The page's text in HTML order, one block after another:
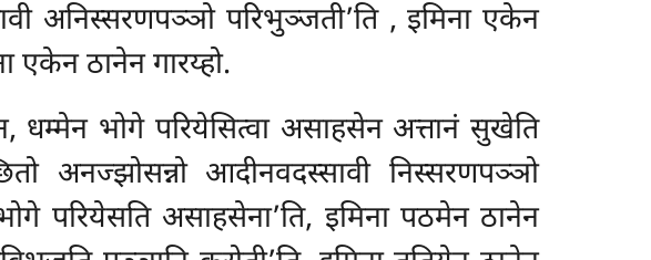
अनिस्सरणपञ्ञो परिभुञ्जती’ति , इमिना एकेन
एकेन ठानेन गारय्हो.
धम्मेन भोगे परियेसित्वा असाहसेन अत्तानं सुखेति
अनज्झोसन्नो आदीनवदस्सावी निस्सरणपञ्ञो
परियेसति असाहसेना’ति, इमिना पठमेन ठानेन